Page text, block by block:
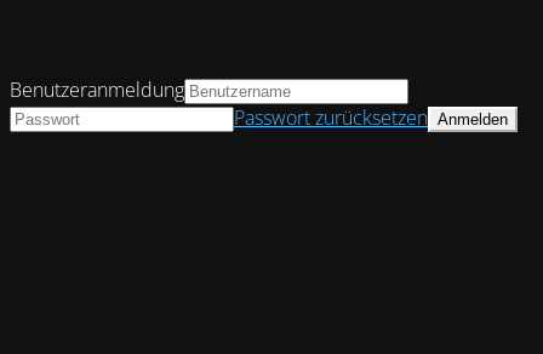
Benutzeranmeldung
Passwort zurücksetzen